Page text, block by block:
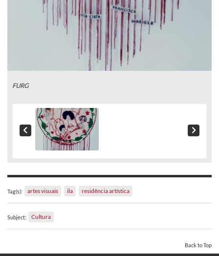
FURG
Tag(s): artes visuais ila residência artística
Subject: Cultura
Back to Top